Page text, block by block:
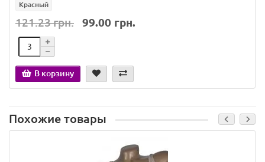
Красный
121.23 грн. 99.00 грн.
В корзину
Похожие товары